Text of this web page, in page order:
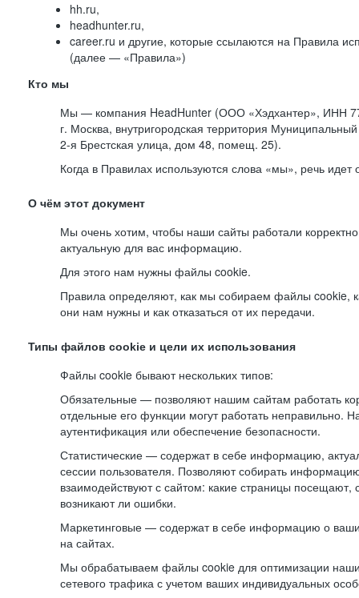
hh.ru,
headhunter.ru,
career.ru и другие, которые ссылаются на Правила
(далее — «Правила»)
Кто мы
Мы — компания HeadHunter (ООО «Хэдхантер», ИНН
г. Москва, внутригородская территория Муниципальный
2-я Брестская улица, дом 48, помещ. 25).
Когда в Правилах используются слова «мы», речь
О чём этот документ
Мы очень хотим, чтобы наши сайты работали
актуальную для вас информацию.
Для этого нам нужны файлы cookie.
Правила определяют, как мы собираем файлы cookie,
они нам нужны и как отказаться от их передачи.
Типы файлов cookie и цели их использования
Файлы cookie бывают нескольких типов:
Обязательные — позволяют нашим сайтам работать
отдельные его функции могут работать неправильно.
аутентификация или обеспечение безопасности.
Статистические — содержат в себе информацию,
сессии пользователя. Позволяют собирать
взаимодействуют с сайтом: какие страницы посещают,
возникают ли ошибки.
Маркетинговые — содержат в себе информацию о
на сайтах.
Мы обрабатываем файлы cookie для оптимизации
сетевого трафика с учетом ваших индивидуальных